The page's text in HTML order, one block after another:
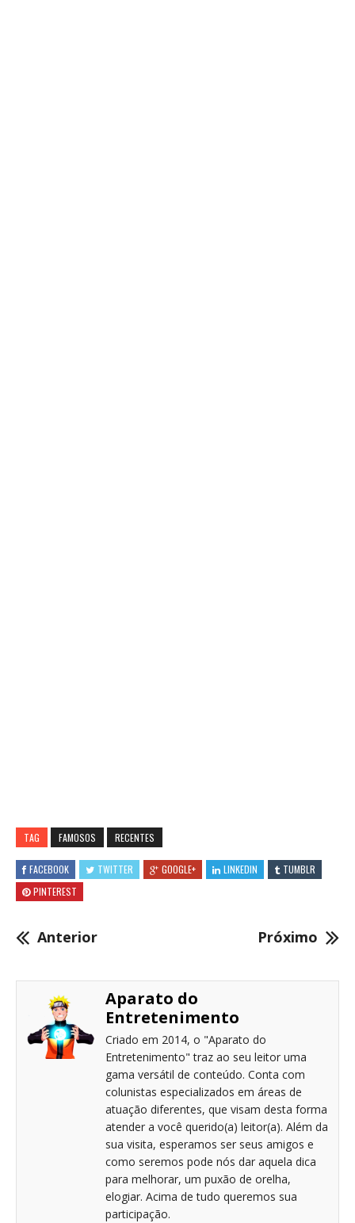
TAG FAMOSOS RECENTES
FACEBOOK TWITTER GOOGLE+ LINKEDIN
TUMBLR
PINTEREST
Anterior Próximo
Aparato do
Entretenimento
Criado em 2014, o "Aparato do
Entretenimento" traz ao seu leitor uma
gama versátil de conteúdo. Conta com
colunistas especializados em áreas de
atuação diferentes, que visam desta forma
atender a você querido(a) leitor(a). Além da
sua visita, esperamos ser seus amigos e
como seremos pode nós dar aquela dica
para melhorar, um puxão de orelha,
elogiar. Acima de tudo queremos sua
participação.